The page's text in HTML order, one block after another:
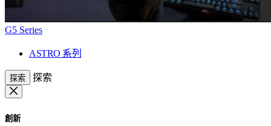
G5 Series
ASTRO 系列
探索 探索
創新